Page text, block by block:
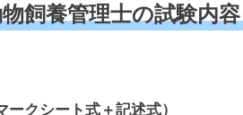
飼養管理士の試験内容
ークシート式＋記述式）